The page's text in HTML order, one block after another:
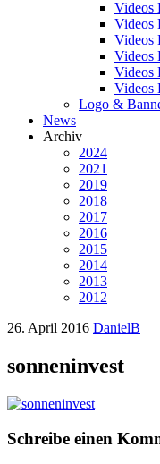
Videos
Videos
Videos
Videos
Videos
Videos
Logo &
News
Archiv
2024
2021
2019
2018
2017
2016
2015
2014
2013
2012
26. April 2016 DanielB
sonneninvest
Schreibe einen